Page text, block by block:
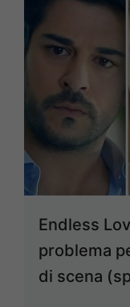
Endless
problema
di scena